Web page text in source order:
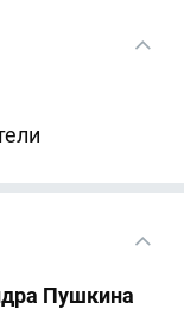
Пушкина